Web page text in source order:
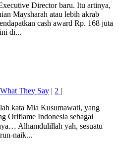
Director baru. Itu artinya,
Maysharah atau lebih akrab
cash award Rp. 168 juta
di...
What They Say 2
kata Mia Kusumawati, yang
Oriflame Indonesia sebagai
Alhamdulillah yah, sesuatu
naik...